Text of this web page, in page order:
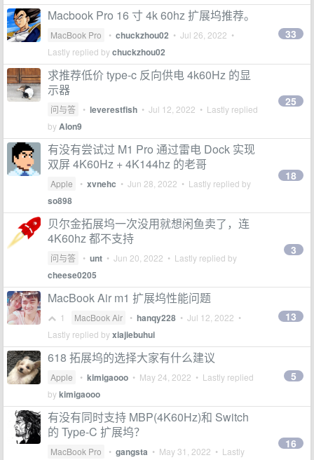
Macbook Pro 16 寸 4k 60hz 扩展坞推荐。
MacBook Pro • chuckzhou02 • Jul 26, 2022 •
Lastly replied bychuckzhou02
33
求推荐低价 type-c 反向供电 4k60Hz 的显
示器
问与答 • leverestfish • Jul 12, 2022 • Lastly replied
byAlon9
25
有没有尝试过 M1 Pro 通过雷电 Dock 实现
双屏 4K60Hz + 4K144hz 的老哥
Apple • xvnehc • Jun 28, 2022 • Lastly replied by
so898
18
贝尔金拓展坞一次没用就想闲鱼卖了，连
4K60hz 都不支持
问与答 • unt • Jun 20, 2022 • Lastly replied by
cheese0205
3
MacBook Air m1 扩展坞性能问题
1 MacBook Air • hanqy228 • Jul 12, 2022 •
Lastly replied byxiajiebuhui
13
618 拓展坞的选择大家有什么建议
Apple • kimigaooo • May 24, 2022 • Lastly replied
bykimigaooo
5
有没有同时支持 MBP(4K60Hz)和 Switch
的 Type-C 扩展坞？
MacBook Pro • gangsta • May 31, 2022 • Lastly
16